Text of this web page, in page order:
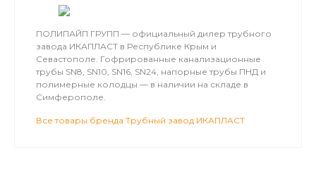
ПОЛИПАЙП ГРУПП — официальный дилер трубного
завода ИКАПЛАСТ в Республике Крым и
Севастополе. Гофрированные канализационные
трубы SN8, SN10, SN16, SN24, напорные трубы ПНД и
полимерные колодцы — в наличии на складе в
Симферополе.
Все товары бренда Трубный завод ИКАПЛАСТ